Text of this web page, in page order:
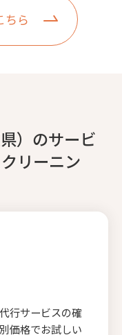
ちら
）のサービ
リーニン
行サービスの確
価格でお試しい